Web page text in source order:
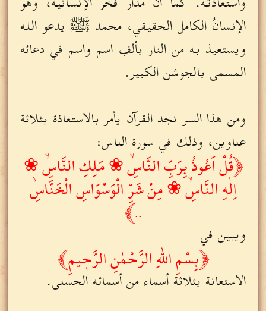
الإنسانُ الكامل الحقيقي، محمد ﷺ يدعو الله
ويستعيذ به من النار بألفِ اسم واسم في دعائه
المسمى بالجوشن الكبير.
ومن هذا السر نجد القرآن يأمر بالاستعاذة بثلاثة
عناوين، وذلك في سورة الناس:
﴿ قُلْ اَعُوذُ بِرَبِّ النَّاسِۙ ❀ مَلِكِ النَّاسِۙ ❀
اِلٰهِ النَّاسِۙ ❀ مِنْ شَرِّ الْوَسْوَاسِ الْخَنَّاسِۙ
.. ﴾
ويبين في
﴿ بِسْمِ اللّٰهِ الرَّحْمٰنِ الرَّح۪يمِ ﴾
الاستعانة بثلاثة أسماء من أسمائه الحسنى.